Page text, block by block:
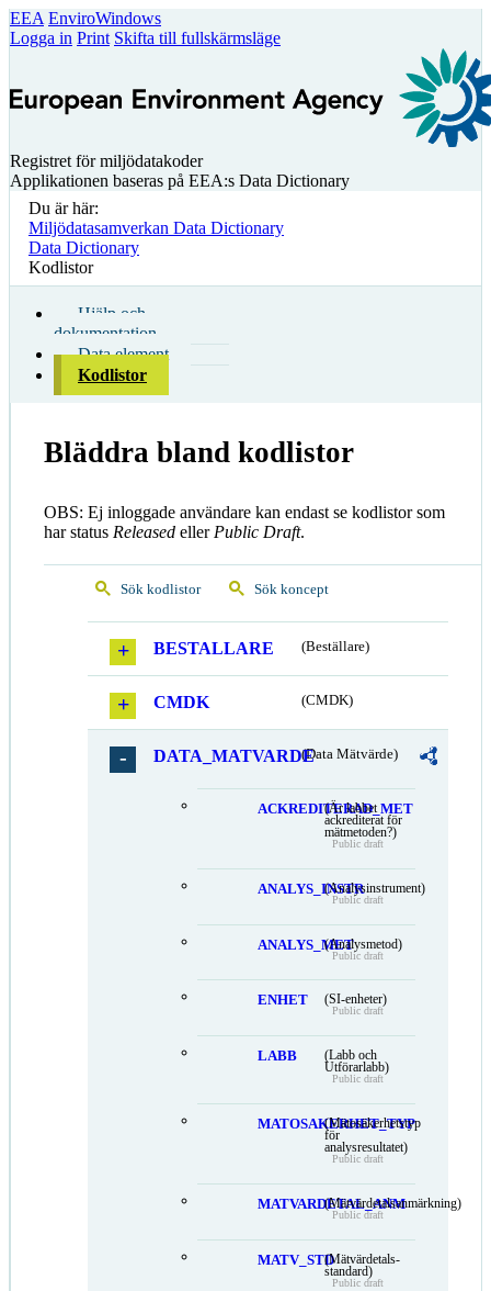
EEA EnviroWindows
Logga in Print Skifta till fullskärmsläge
Registret för miljödatakoder
Applikationen baseras på EEA:s Data Dictionary
Du är här:
Miljödatasamverkan Data Dictionary
Data Dictionary
Kodlistor
Hjälp och
dokumentation
Data element
Kodlistor
Bläddra bland kodlistor
OBS: Ej inloggade användare kan endast se kodlistor som
har status Released eller Public Draft.
Sök kodlistor Sök koncept
BESTALLARE (Beställare)
CMDK (CMDK)
DATA_MATVARDE(Data Mätvärde)
ACKREDITERAD_MET
(Är labbet
ackrediterat för
mätmetoden?)
Public draft
ANALYS_INSTR(Analysinstrument)
Public draft
ANALYS_MET(Analysmetod)
Public draft
ENHET (SI-enheter)
Public draft
LABB
(Labb och
Utförarlabb)
Public draft
MATOSAKERHET_TYP
(Mätosäkerhetstyp
för
analysresultatet)
Public draft
MATVARDETAL_ANM
(Mätvärdetalsanmärkning)
Public draft
MATV_STD(Mätvärdetals-
standard)
Public draft